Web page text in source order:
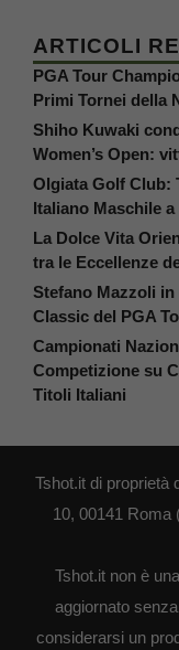
ARTICOLI
PGA Tour
Primi Tornei della
Shiho Kuwaki
Women’s Open:
Olgiata Golf Club:
Italiano Maschile a
La Dolce Vita
tra le Eccellenze
Stefano Mazzoli
Classic del PGA
Campionati
Competizione su
Titoli Italiani
Tshot.it di proprietà
10, 00141 Roma
Tshot.it non è
aggiornato
considerarsi un